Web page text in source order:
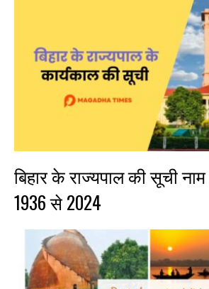
बिहार के राज्यपाल की सूची
1936 से 2024